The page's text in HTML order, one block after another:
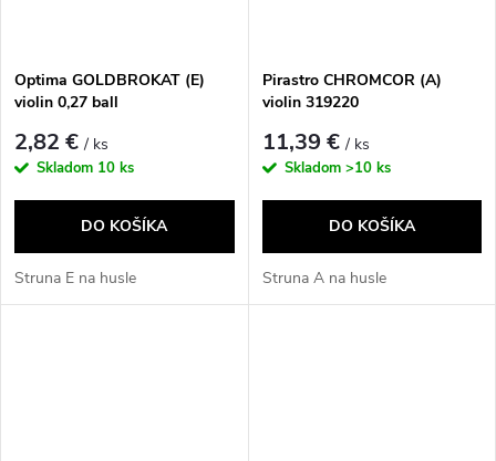
Optima GOLDBROKAT (E)
violin 0,27 ball
2,82 €/ ks
Skladom 10 ks
DO KOŠÍKA
Struna E na husle
Pirastro CHROMCOR (A)
violin 319220
11,39 €/ ks
Skladom >10 ks
DO KOŠÍKA
Struna A na husle